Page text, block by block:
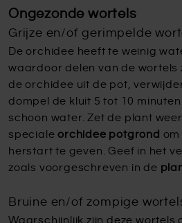
Ongezonde wortels
Grijze en/of gerimpelde
De orchidee heeft te weinig
waardoor delen van de wortels
de orchidee uit de pot,
dompel de kluit 5 tot 10 minuten
schoon water. Zet de plant
specialeorchidee potgrond
herstart te geven. Geef in het
zoals voorgeschreven in de
Bruine en/of zompige
Waarschijnlijk zijn deze wortels